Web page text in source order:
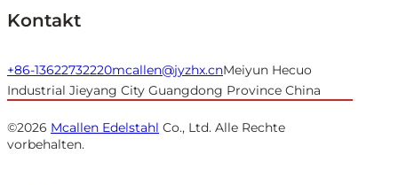
Kontakt
+86-13622732220mcallen@jyzhx.cnMeiyun Hecuo
Industrial Jieyang City Guangdong Province China
©2026 Mcallen Edelstahl Co., Ltd. Alle Rechte
vorbehalten.